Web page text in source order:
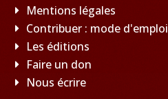
Mentions légales
Contribuer : mode d'emploi
Les éditions
Faire un don
Nous écrire